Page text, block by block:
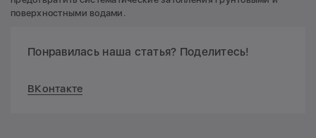
поверхностными водами.
Понравилась наша статья? Поделитесь!
ВКонтакте